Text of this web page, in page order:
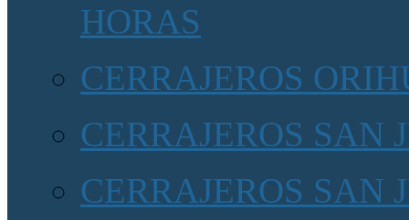
HORAS
CERRAJEROS
CERRAJEROS SAN
CERRAJEROS SAN